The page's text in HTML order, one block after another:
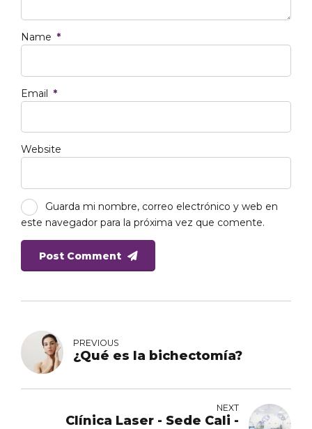
Name *
Email *
Website
Guarda mi nombre, correo electrónico y web en
este navegador para la próxima vez que comente.
Post Comment
PREVIOUS
¿Qué es la bichectomía?
NEXT
Clínica Laser - Sede Cali -